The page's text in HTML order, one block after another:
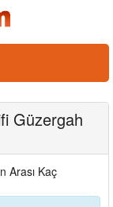
Güzergah
Arası Kaç